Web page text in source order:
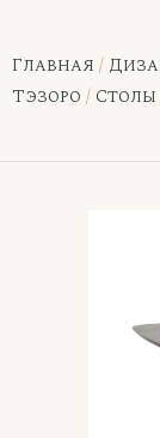
Главная /
Тэзоро / Столы